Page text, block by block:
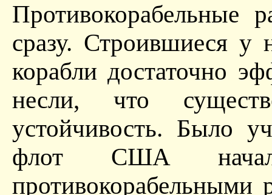
Противокорабельные
сразу. Строившиеся у
корабли достаточно
несли, что
устойчивость. Было
флот США начал
противокорабельными